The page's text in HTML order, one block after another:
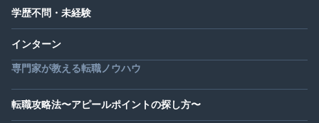
学歴不問・未経験
インターン
専門家が教える転職ノウハウ
転職攻略法〜アピールポイントの探し方〜